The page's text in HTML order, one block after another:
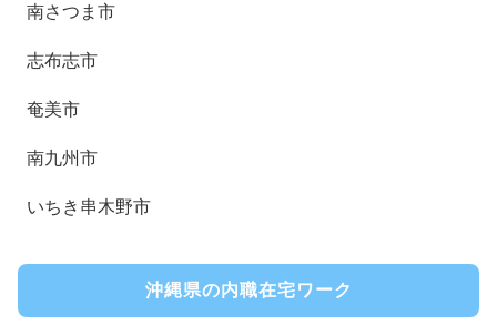
南さつま市
志布志市
奄美市
南九州市
いちき串木野市
沖縄県の内職在宅ワーク